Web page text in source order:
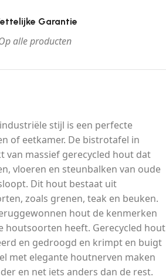
Garantie
alle producten
stijl is een perfecte
of eetkamer. De bistrotafel in
van massief gerecycled hout dat
vloeren en steunbalken van oude
Dit hout bestaat uit
zoals grenen, teak en beuken.
hout de kenmerken
houtsoorten heeft. Gerecycled hout
en gedroogd en krimpt en buigt
met elegante houtnerven maken
en net iets anders dan de rest.